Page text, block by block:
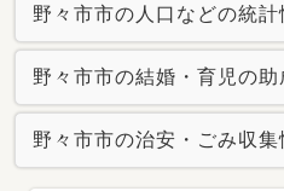
野々市市の人口などの統計
野々市市の結婚・育児の助
野々市市の治安・ごみ収集